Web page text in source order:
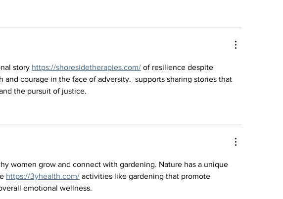
story https://shoresidetherapies.com/ of resilience despite
and courage in the face of adversity.  supports sharing stories that
the pursuit of justice.
women grow and connect with gardening. Nature has a unique
https://3yhealth.com/ activities like gardening that promote
emotional wellness.